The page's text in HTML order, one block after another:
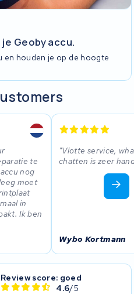
Geoby accu.
en houden je op de hoogte
te
nog
moet
in
Ik ben
Vlotte service,
chatten is zeer
Wybo Kortmann
Review score: goed
4.6/5